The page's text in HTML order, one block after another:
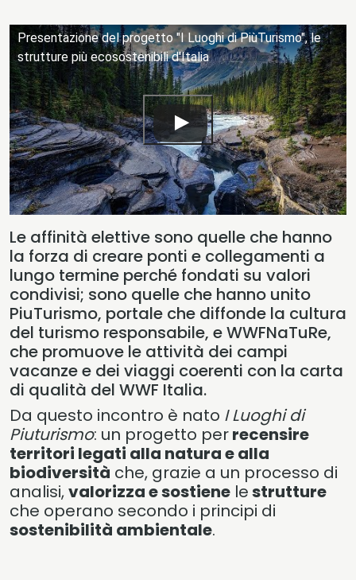
Presentazione del progetto "I Luoghi di PiùTurismo", le
strutture più ecosostenibili d'Italia
Le affinità elettive sono quelle che hanno
la forza di creare ponti e collegamenti a
lungo termine perché fondati su valori
condivisi; sono quelle che hanno unito
PiuTurismo, portale che diffonde la cultura
del turismo responsabile, e WWFNaTuRe,
che promuove le attività dei campi
vacanze e dei viaggi coerenti con la carta
di qualità del WWF Italia.
Da questo incontro è nato I Luoghi di
Piuturismo: un progetto perrecensire
territori legati alla natura e alla
biodiversità che, grazie a un processo di
analisi,valorizza e sostiene lestrutture
che operano secondo i principi di
sostenibilità ambientale.